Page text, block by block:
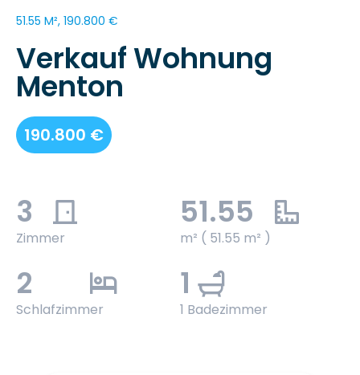
51.55 M², 190.800 €
Verkauf Wohnung
Menton
190.800 €
3
Zimmer
51.55
m² ( 51.55 m² )
2
Schlafzimmer
1
1 Badezimmer